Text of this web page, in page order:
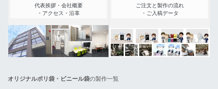
代表挨拶・会社概要
・アクセス・沿革
ご注文と製作の流れ
・ご入稿データ
オリジナルポリ袋・ビニール袋の製作一覧